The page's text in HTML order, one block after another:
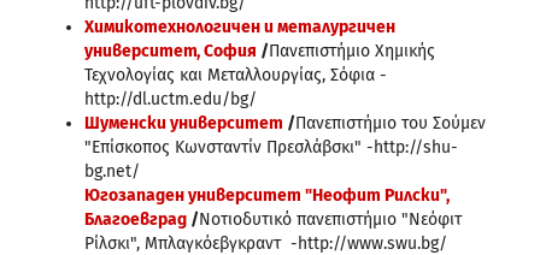
Химикотехнологичен и металургичен
университет, София /Πανεπιστήμιο Χημικής
Τεχνολογίας και Μεταλλουργίας, Σόφια -
http://dl.uctm.edu/bg/
Шуменски университет /Πανεπιστήμιο του Σούμεν
"Επίσκοπος Κωνσταντίν Πρεσλάβσκι" -http://shu-
bg.net/
Югозападен университет "Неофит Рилски",
Благоевград /Νοτιοδυτικό πανεπιστήμιο "Νεόφιτ
Ρίλσκι", Μπλαγκόεβγκραντ -http://www.swu.bg/